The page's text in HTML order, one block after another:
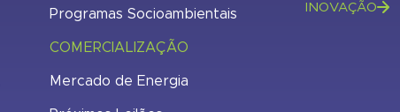
Programas Socioambientais
COMERCIALIZAÇÃO
Mercado de Energia
INOVAÇÃO